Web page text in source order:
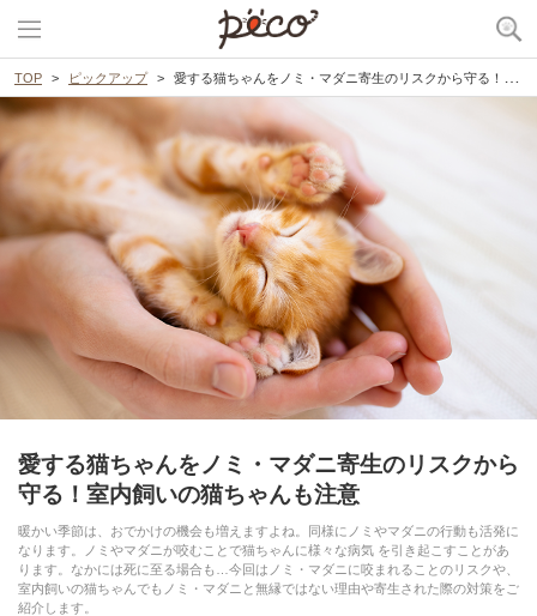
TOP ピックアップ 愛する猫ちゃんをノミ・マダニ寄生のリスクから守る！室内飼いの猫ちゃんも注意
愛する猫ちゃんをノミ・マダニ寄生のリスクから
守る！室内飼いの猫ちゃんも注意
暖かい季節は、おでかけの機会も増えますよね。同様にノミやマダニの行動も活発に
なります。ノミやマダニが咬むことで猫ちゃんに様々な病気 を引き起こすことがあ
ります。なかには死に至る場合も…今回はノミ・マダニに咬まれることのリスクや、
室内飼いの猫ちゃんでもノミ・マダニと無縁ではない理由や寄生された際の対策をご
紹介します。